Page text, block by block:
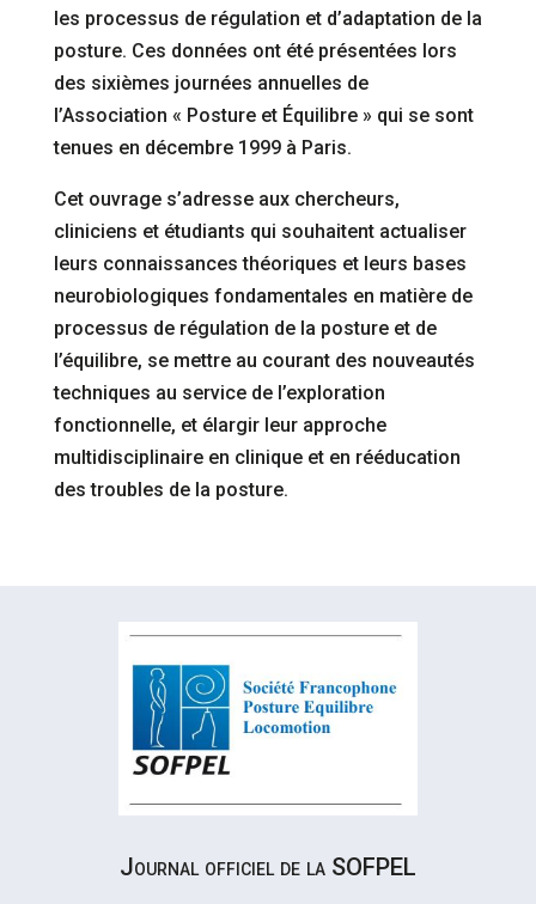
les processus de régulation et d’adaptation de la
posture. Ces données ont été présentées lors
des sixièmes journées annuelles de
l’Association « Posture et Équilibre » qui se sont
tenues en décembre 1999 à Paris.
Cet ouvrage s’adresse aux chercheurs,
cliniciens et étudiants qui souhaitent actualiser
leurs connaissances théoriques et leurs bases
neurobiologiques fondamentales en matière de
processus de régulation de la posture et de
l’équilibre, se mettre au courant des nouveautés
techniques au service de l’exploration
fonctionnelle, et élargir leur approche
multidisciplinaire en clinique et en rééducation
des troubles de la posture.
Journal officiel de la SOFPEL